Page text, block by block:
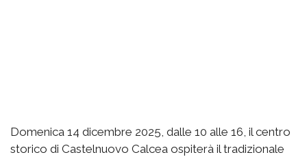
Domenica 14 dicembre 2025, dalle 10 alle 16, il centro
storico di Castelnuovo Calcea ospiterà il tradizionale